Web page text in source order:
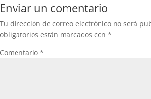
Enviar un comentario
Tu dirección de correo electrónico no será
obligatorios están marcados con *
Comentario *